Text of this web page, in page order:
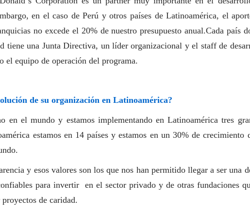
en el caso de Perú y otros países de Latinoamérica, el
no excede el 20% de nuestro presupuesto anual.Cada país
tiene una Junta Directiva, un líder organizacional y el staff de
el equipo de operación del programa.
de su organización en Latinoamérica?
en el mundo y estamos implementando en Latinoamérica tres
estamos en 14 países y estamos en un 30% de crecimiento
y esos valores son los que nos han permitido llegar a ser una
para invertir en el sector privado y de otras fundaciones
de caridad.